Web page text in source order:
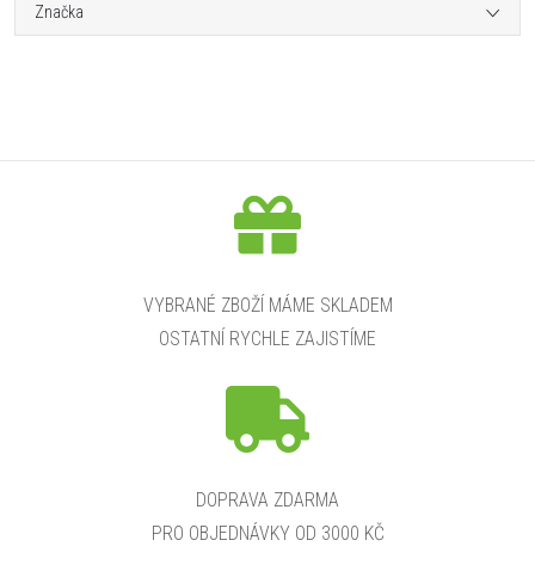
Značka
VYBRANÉ ZBOŽÍ MÁME SKLADEM
OSTATNÍ RYCHLE ZAJISTÍME
DOPRAVA ZDARMA
PRO OBJEDNÁVKY OD 3000 KČ